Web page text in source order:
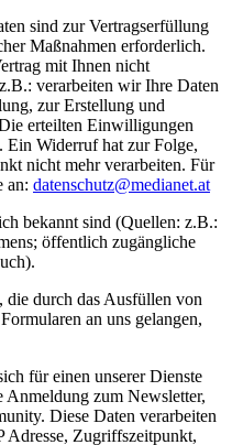
sind zur Vertragserfüllung
Maßnahmen erforderlich.
mit Ihnen nicht
verarbeiten wir Ihre Daten
zur Erstellung und
erteilten Einwilligungen
Ein Widerruf hat zur Folge,
nicht mehr verarbeiten. Für
an: datenschutz@medianet.at
bekannt sind (Quellen: z.B.:
öffentlich zugängliche
durch das Ausfüllen von
an uns gelangen,
für einen unserer Dienste
Anmeldung zum Newsletter,
Diese Daten verarbeiten
Zugriffszeitpunkt,